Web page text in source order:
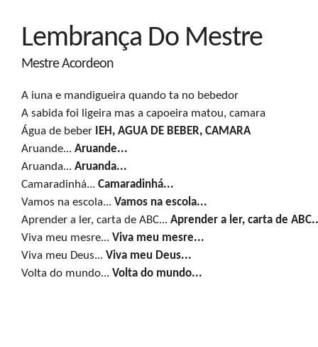
Lembrança Do Mestre
Mestre Acordeon
A iuna e mandigueira quando ta no bebedor
A sabida foi ligeira mas a capoeira matou, camara
Água de beber
IEH, AGUA DE BEBER, CAMARA
Aruande... Aruande...
Aruanda... Aruanda...
Camaradinhá... Camaradinhá...
Vamos na escola... Vamos na escola...
Aprender a ler, carta de ABC... Aprender a ler, carta de
Viva meu mesre... Viva meu mesre...
Viva meu Deus... Viva meu Deus...
Volta do mundo...